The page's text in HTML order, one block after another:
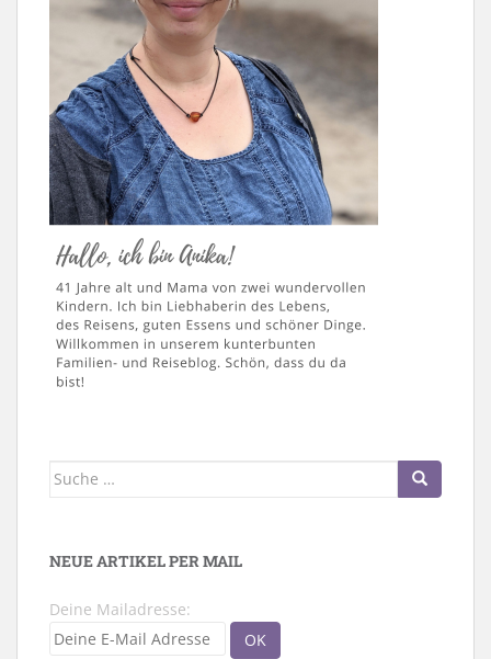
Suche
NEUE ARTIKEL PER MAIL
Deine Mailadresse: